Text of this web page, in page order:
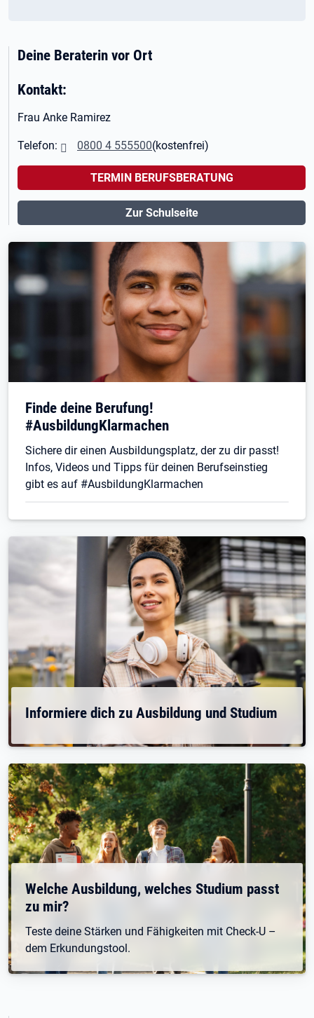
Deine Beraterin vor Ort
Kontakt:
Frau Anke Ramirez
Telefon: 0800 4 555500(kostenfrei)
TERMIN BERUFSBERATUNG
Zur Schulseite
Finde deine Berufung!
#AusbildungKlarmachen
Sichere dir einen Ausbildungsplatz, der zu dir passt!
Infos, Videos und Tipps für deinen Berufseinstieg
gibt es auf #AusbildungKlarmachen
Informiere dich zu Ausbildung und Studium
Welche Ausbildung, welches Studium passt
zu mir?
Teste deine Stärken und Fähigkeiten mit Check-U –
dem Erkundungstool.